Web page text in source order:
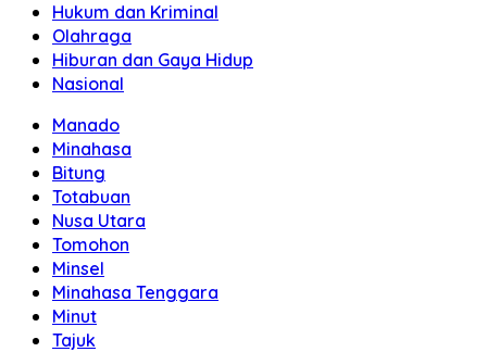
Hukum dan Kriminal
Olahraga
Hiburan dan Gaya Hidup
Nasional
Manado
Minahasa
Bitung
Totabuan
Nusa Utara
Tomohon
Minsel
Minahasa Tenggara
Minut
Tajuk